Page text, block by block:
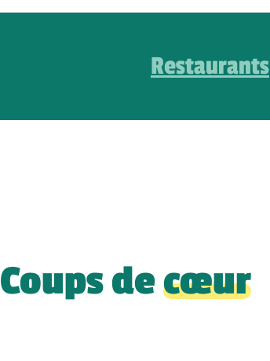
Restaurants
Coups decœur